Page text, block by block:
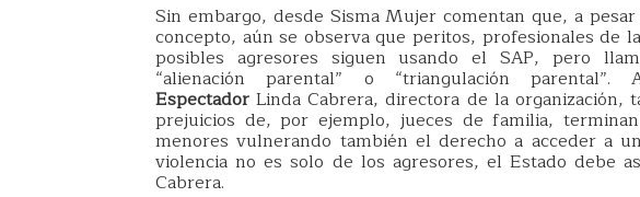
Sin embargo, desde Sisma Mujer comentan que, a
concepto, aún se observa que peritos, profesionales de
posibles agresores siguen usando el SAP, pero
“alienación parental” o “triangulación
Espectador Linda Cabrera, directora de la organización,
prejuicios de, por ejemplo, jueces de familia,
menores vulnerando también el derecho a acceder a
violencia no es solo de los agresores, el Estado debe
Cabrera.